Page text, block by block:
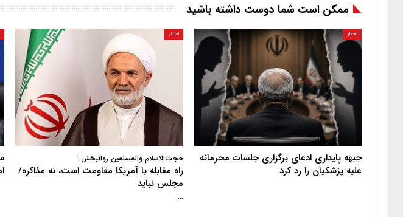
ممکن است شما دوست داشته باشید
اخبار
جبهه پایداری ادعای برگزاری جلسات محرمانه
علیه پزشکیان را رد کرد
اخبار
حجت‌الاسلام والمسلمین روانبخش:
راه مقابله با آمریکا مقاومت است، نه مذاکره/
مجلس نباید
…